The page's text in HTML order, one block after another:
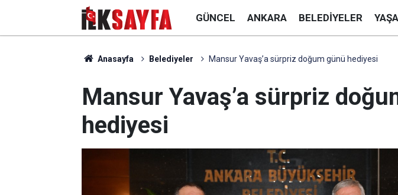
GÜNCEL ANKARA BELEDIYELER
Anasayfa Belediyeler Mansur Yavaş’a sürpriz doğum günü hediyesi
Mansur Yavaş’a sürpriz
hediyesi